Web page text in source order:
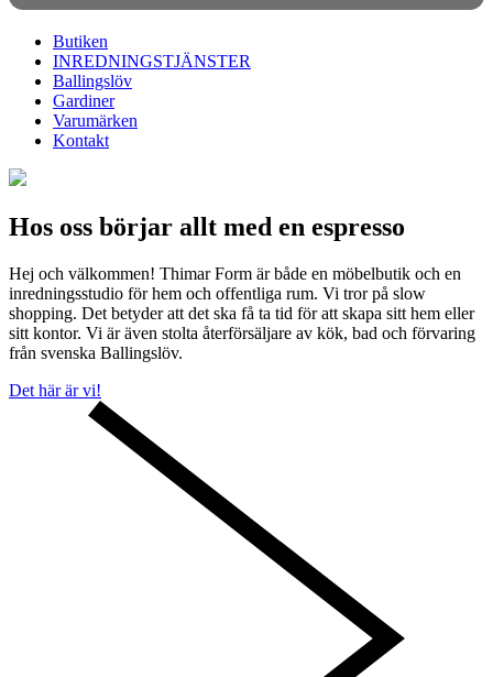
Butiken
INREDNINGSTJÄNSTER
Ballingslöv
Gardiner
Varumärken
Kontakt
Hos oss börjar allt med en espresso
Hej och välkommen! Thimar Form är både en möbelbutik och en
inredningsstudio för hem och offentliga rum. Vi tror på slow
shopping. Det betyder att det ska få ta tid för att skapa sitt hem eller
sitt kontor. Vi är även stolta återförsäljare av kök, bad och förvaring
från svenska Ballingslöv.
Det här är vi!